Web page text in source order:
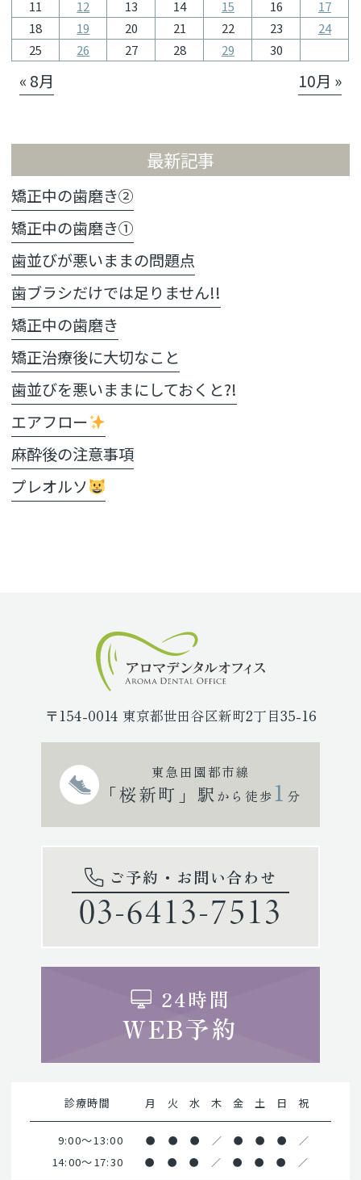
11 12 13 14 15 16
17
18
19 20 21 22 23
24
25
26 27 28 29 30
« 8月 10月 »
最新記事
矯正中の歯磨き②
矯正中の歯磨き①
歯並びが悪いままの問題点
歯ブラシだけでは足りません!!
矯正中の歯磨き
矯正治療後に大切なこと
歯並びを悪いままにしておくと?!
エアフロー
麻酔後の注意事項
プレオルソ
〒154-0014 東京都世田谷区新町2丁目35-16
東急田園都市線
「桜新町」駅 から徒歩 1 分
ご予約・お問い合わせ
03-6413-7513
24時間
WEB予約
診療時間 月 火 水 木 金 土 日 祝
9:00～13:00 ● ● ● ／ ● ● ● ／
14:00～17:30 ● ● ● ／ ● ● ● ／